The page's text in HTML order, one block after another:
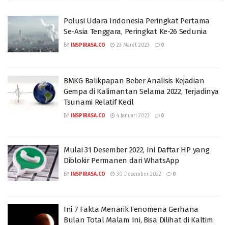
Polusi Udara Indonesia Peringkat Pertama
Se-Asia Tenggara, Peringkat Ke-26 Sedunia
BY INSPIRASA.CO 23 Maret 2023 0
BMKG Balikpapan Beber Analisis Kejadian
Gempa di Kalimantan Selama 2022, Terjadinya
Tsunami Relatif Kecil
BY INSPIRASA.CO 4 Januari 2023 0
Mulai 31 Desember 2022, Ini Daftar HP yang
Diblokir Permanen dari WhatsApp
BY INSPIRASA.CO 30 Desember 2022 0
Ini 7 Fakta Menarik Fenomena Gerhana
Bulan Total Malam Ini, Bisa Dilihat di Kaltim